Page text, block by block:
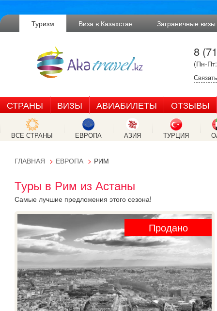
Туризм Виза в Казахстан Заграничные визы
8
(Пн-
СТРАНЫ ВИЗЫ АВИАБИЛЕТЫ ОТЗЫВЫ
ВСЕ СТРАНЫ ЕВРОПА АЗИЯ ТУРЦИЯ
ГЛАВНАЯ ЕВРОПА РИМ
Туры в Рим из Астаны
Самые лучшие предложения этого сезона!
Продано